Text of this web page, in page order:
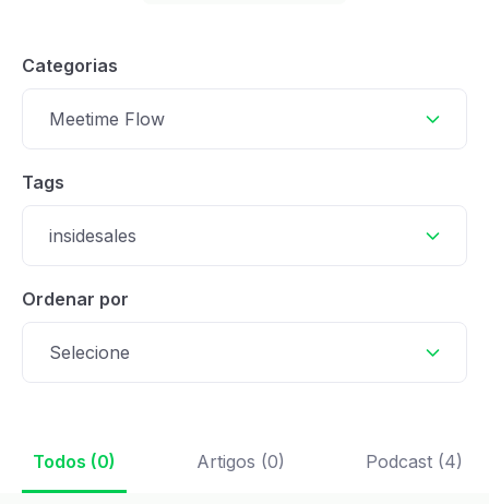
Categorias
Meetime Flow
Tags
insidesales
Ordenar por
Selecione
Todos (0) Artigos (0) Podcast (4)